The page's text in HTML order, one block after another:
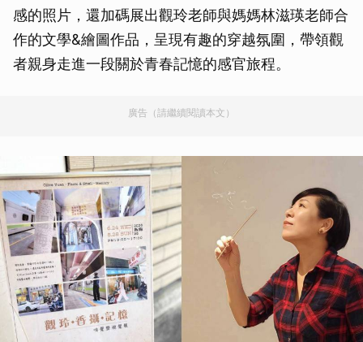
感的照片，還加碼展出觀玲老師與媽媽林滋瑛老師合
作的文學&繪圖作品，呈現有趣的穿越氛圍，帶領觀
者親身走進一段關於青春記憶的感官旅程。
廣告（請繼續閱讀本文）